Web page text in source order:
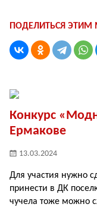
ПОДЕЛИТЬСЯ ЭТИМ
Конкурс
Ермакове
13.03.2024
Для участия нужно
принести в ДК
чучела тоже можно